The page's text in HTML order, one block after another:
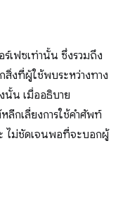
เฟซเท่านั้น ซึ่งรวมถึง
งที่ผู้ใช้พบระหว่างทาง
นั้น เมื่ออธิบาย
ลีกเลี่ยงการใช้คำศัพท์
ไม่ชัดเจนพอที่จะบอกผู้